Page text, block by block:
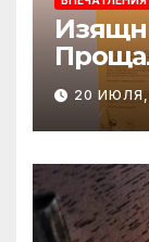
20 ИЮЛЯ,